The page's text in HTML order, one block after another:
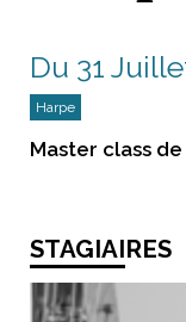
Du 31
Harpe
Master class
STAGIAIRES